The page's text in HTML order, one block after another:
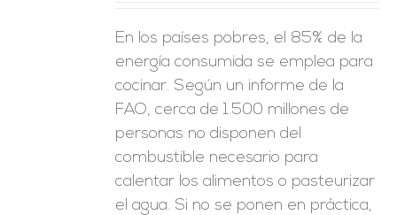
En los países pobres, el 85% de la
energía consumida se emplea para
cocinar. Según un informe de la
FAO, cerca de 1.500 millones de
personas no disponen del
combustible necesario para
calentar los alimentos o pasteurizar
el agua. Si no se ponen en práctica,